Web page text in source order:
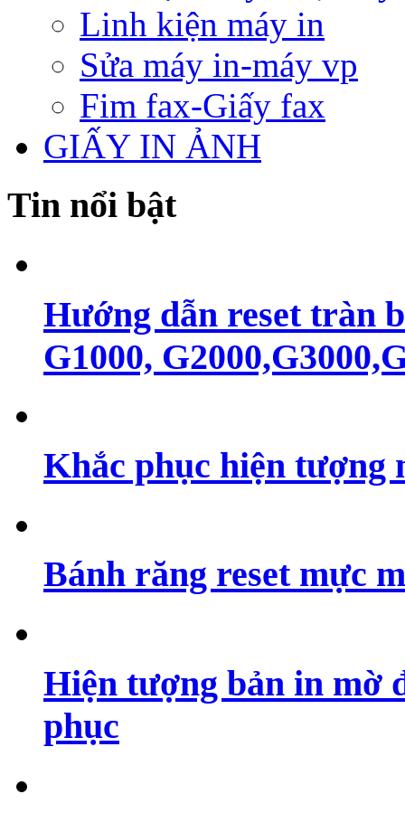
Linh kiện máy in
Sửa máy in-máy vp
Fim fax-Giấy fax
GIẤY IN ẢNH
Tin nổi bật
Hướng dẫn reset tràn
G1000,
Khắc phục hiện tượng
Bánh răng reset mực
Hiện tượng bản in mờ
phục